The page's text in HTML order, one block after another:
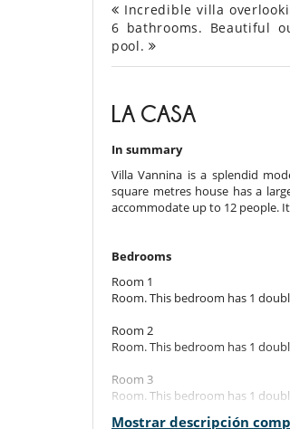
Incredible villa
6 bathrooms. Beautiful
pool.
LA CASA
In summary
Villa Vannina is a splendid
square metres house has a
accommodate up to 12 people.
Bedrooms
Room 1
Room. This bedroom has 1
Room 2
Room. This bedroom has 1
Room 3
Room. This bedroom has 1
Mostrar descripción